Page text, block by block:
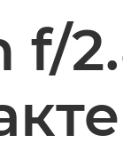
f/